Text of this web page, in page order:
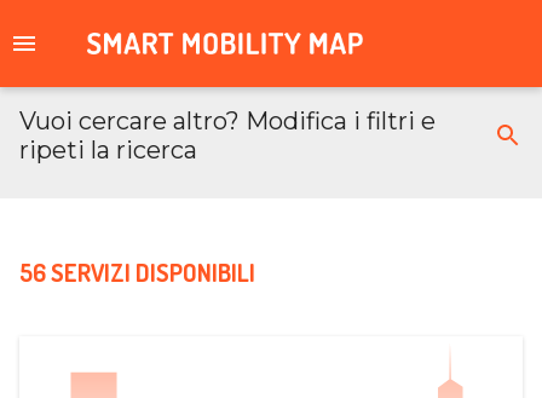
Vuoi cercare altro? Modifica i filtri e
ripeti la ricerca
56 SERVIZI DISPONIBILI